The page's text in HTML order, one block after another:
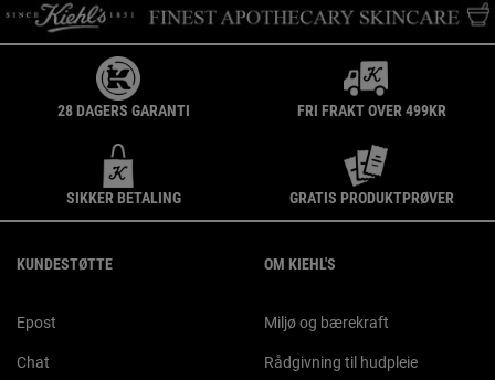
28 DAGERS GARANTI FRI FRAKT OVER 499KR
SIKKER BETALING GRATIS PRODUKTPRØVER
KUNDESTØTTE
Epost
Chat
OM KIEHL'S
Miljø og bærekraft
Rådgivning til hudpleie